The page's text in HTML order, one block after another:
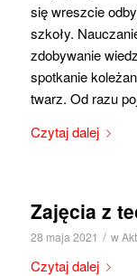
się wreszcie
szkoły.
zdobywanie
spotkanie
twarz. Od razu
Czytaj dalej
Zajęcia z
28 maja 2021 / w
Czytaj dalej